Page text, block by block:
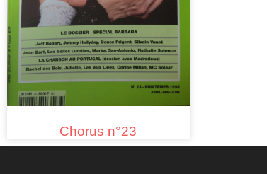
Chorus n°23